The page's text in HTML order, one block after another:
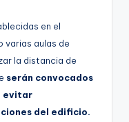
en el
varias aulas de
la distancia de
serán convocados
evitar
del edificio.